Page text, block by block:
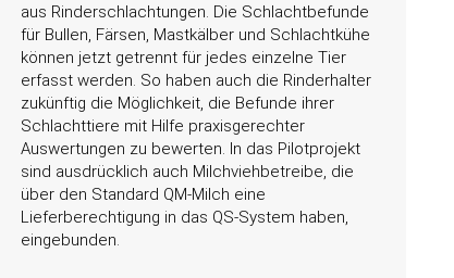
aus Rinderschlachtungen. Die Schlachtbefunde
für Bullen, Färsen, Mastkälber und Schlachtkühe
können jetzt getrennt für jedes einzelne Tier
erfasst werden. So haben auch die Rinderhalter
zukünftig die Möglichkeit, die Befunde ihrer
Schlachttiere mit Hilfe praxisgerechter
Auswertungen zu bewerten. In das Pilotprojekt
sind ausdrücklich auch Milchviehbetreibe, die
über den Standard QM-Milch eine
Lieferberechtigung in das QS-System haben,
eingebunden.